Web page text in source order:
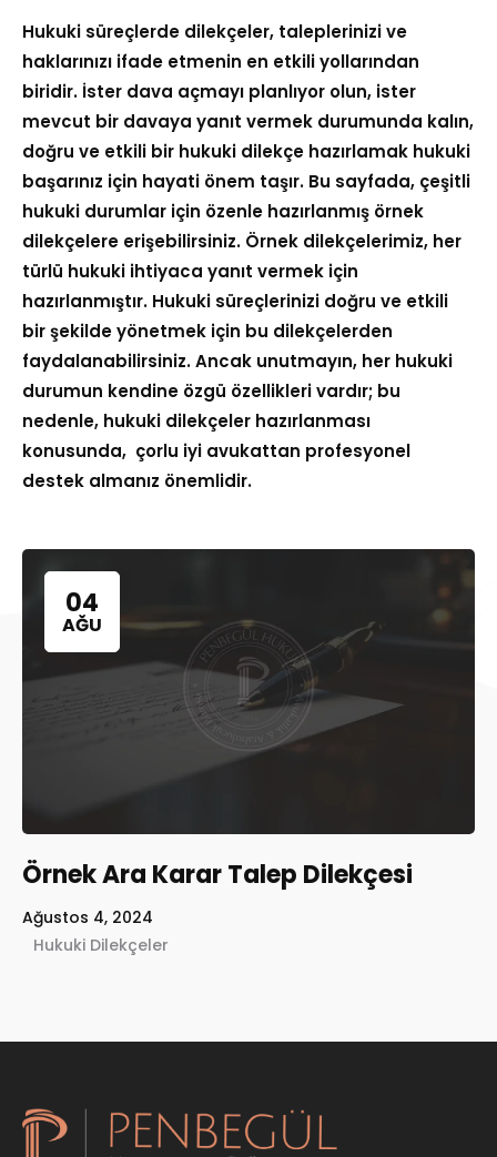
Hukuki süreçlerde dilekçeler, taleplerinizi ve
haklarınızı ifade etmenin en etkili yollarından
biridir. İster dava açmayı planlıyor olun, ister
mevcut bir davaya yanıt vermek durumunda kalın,
doğru ve etkili bir hukuki dilekçe hazırlamak hukuki
başarınız için hayati önem taşır. Bu sayfada, çeşitli
hukuki durumlar için özenle hazırlanmış örnek
dilekçelere erişebilirsiniz. Örnek dilekçelerimiz, her
türlü hukuki ihtiyaca yanıt vermek için
hazırlanmıştır. Hukuki süreçlerinizi doğru ve etkili
bir şekilde yönetmek için bu dilekçelerden
faydalanabilirsiniz. Ancak unutmayın, her hukuki
durumun kendine özgü özellikleri vardır; bu
nedenle, hukuki dilekçeler hazırlanması
konusunda, çorlu iyi avukattan profesyonel
destek almanız önemlidir.
04
AĞU
Örnek Ara Karar Talep Dilekçesi
Ağustos 4, 2024
Hukuki Dilekçeler
Home